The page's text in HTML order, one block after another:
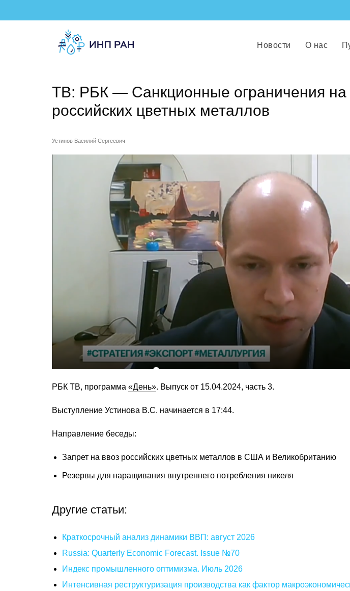
Новости О нас
ТВ: РБК — Санкционные ограничения на
российских цветных металлов
Устинов Василий Сергеевич
РБК ТВ, программа «День». Выпуск от 15.04.2024, часть 3.
Выступление Устинова В.С. начинается в 17:44.
Направление беседы:
Запрет на ввоз российских цветных металлов в США и Великобританию
Резервы для наращивания внутреннего потребления никеля
Другие статьи:
Краткосрочный анализ динамики ВВП: август 2026
Russia: Quarterly Economic Forecast. Issue №70
Индекс промышленного оптимизма. Июль 2026
Интенсивная реструктуризация производства как фактор